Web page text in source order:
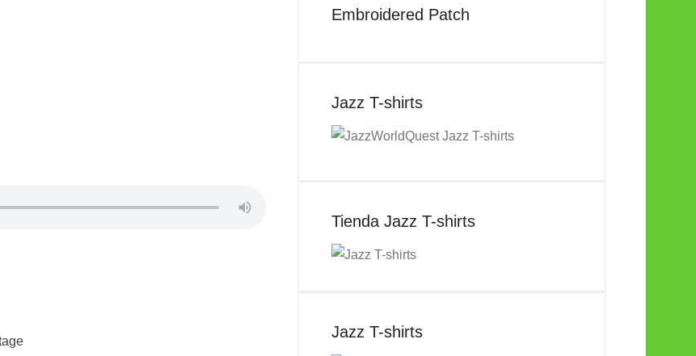
Embroidered Patch
Jazz T-shirts
Tienda Jazz T-shirts
Jazz T-shirts